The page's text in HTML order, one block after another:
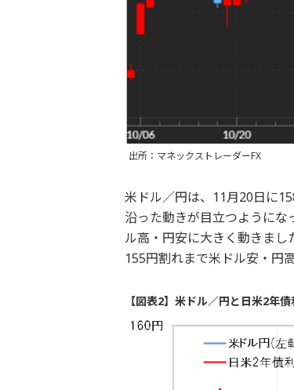
出所：マネックストレーダーFX
米ドル／円は、11月20日に
沿った動きが目立つように
ル高・円安に大きく動きま
155円割れまで米ドル安・円
【図表2】米ドル／円と日米2年